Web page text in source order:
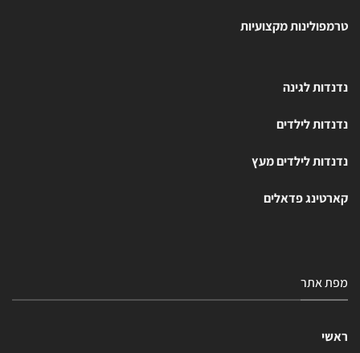
טרמפולינות מקצועיות
נדנדות לגינה
נדנדות לילדים
נדנדות לילדים מעץ
קארטינג פדאלים
מפת אתר
ראשי